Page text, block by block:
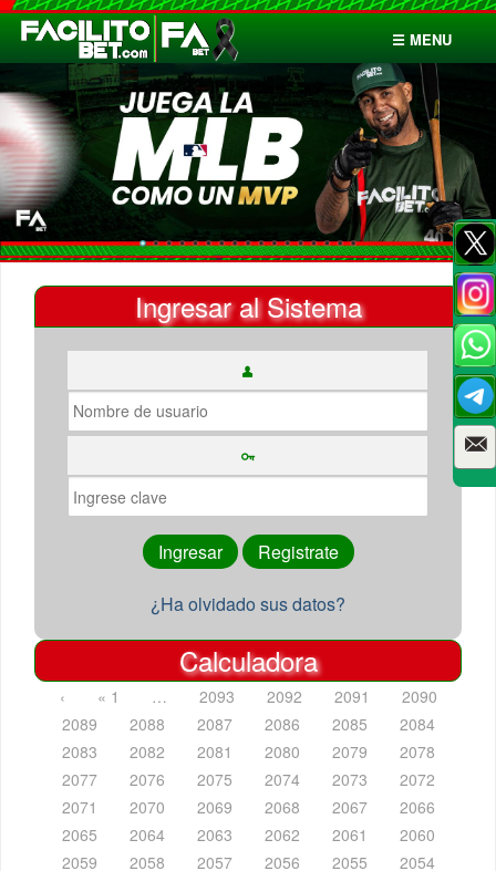
☰ MENU
Inicio
Apuestas
Cuentas
Ingresar al Sistema
¿Ha olvidado sus datos?
Calculadora
‹ « 1 … 2093 2092 2091
2090
2089
2088 2087 2086 2085
2084
2083
2082 2081 2080 2079
2078
2077
2076 2075 2074 2073
2072
2071
2070 2069 2068 2067
2066
2065
2064 2063 2062 2061
2060
2059
2058 2057 2056 2055
2054